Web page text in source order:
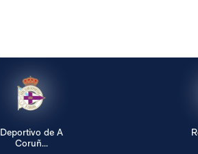
Deportivo de A
Coruñ...